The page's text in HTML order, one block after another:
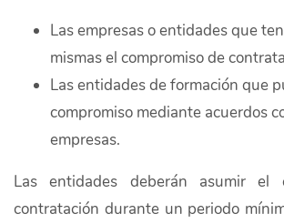
Las empresas o entidades que
mismas el compromiso de
Las entidades de formación que
compromiso mediante acuerdos
empresas.
Las entidades deberán asumir el
contratación durante un periodo